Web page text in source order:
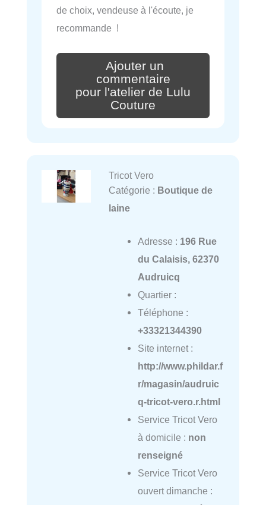
de choix, vendeuse à l'écoute, je
recommande !
Ajouter un
commentaire
pour l'atelier de Lulu
Couture
Tricot Vero
Catégorie : Boutique de
laine
Adresse : 196 Rue
du Calaisis, 62370
Audruicq
Quartier :
Téléphone :
+33321344390
Site internet :
http://www.phildar.f
r/magasin/audruic
q-tricot-vero.r.html
Service Tricot Vero
à domicile : non
renseigné
Service Tricot Vero
ouvert dimanche :